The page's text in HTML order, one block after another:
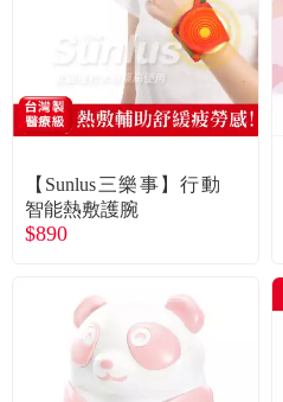
食品／健康食補
寵物
名人嚴選
關於我們
合作提案
登入
【Sunlus三樂事】行動
智能熱敷護腕
$890